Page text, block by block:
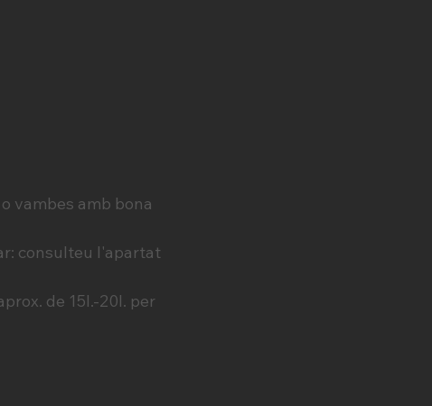
vambes amb bona
consulteu l'apartat
de 15l.-20l. per